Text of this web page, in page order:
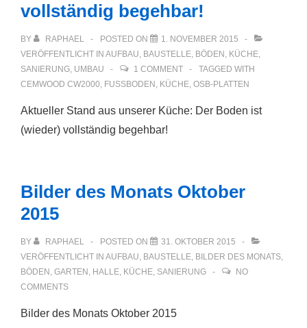
vollständig begehbar!
BY RAPHAEL POSTED ON
1. NOVEMBER 2015
VERÖFFENTLICHT IN AUFBAU, BAUSTELLE, BÖDEN , KÜCHE,
SANIERUNG, UMBAU 1 COMMENT
TAGGED WITH
CEMWOOD CW2000, FUSSBODEN , KÜCHE, OSB-PLATTEN
Aktueller Stand aus unserer Küche: Der Boden ist
(wieder) vollständig begehbar!
Bilder des Monats Oktober
2015
BY RAPHAEL POSTED ON
31. OKTOBER 2015
VERÖFFENTLICHT IN AUFBAU, BAUSTELLE, BILDER DES MONATS,
BÖDEN , GARTEN , HALLE, KÜCHE, SANIERUNG
NO
COMMENTS
Bilder des Monats Oktober 2015